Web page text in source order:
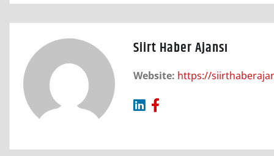
Siirt Haber Ajansı
Website: https://